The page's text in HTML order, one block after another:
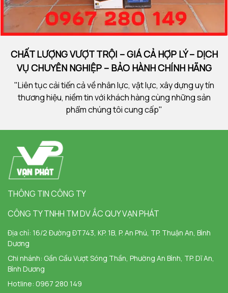
CHẤT LƯỢNG VƯỢT TRỘI – GIÁ CẢ HỢP LÝ – DỊCH
VỤ CHUYÊN NGHIỆP – BẢO HÀNH CHÍNH HÃNG
"Liên tục cải tiến cả về nhân lực, vật lực, xây dựng uy tín
thương hiệu, niềm tin với khách hàng cùng những sản
phẩm chúng tôi cung cấp"
THÔNG TIN CÔNG TY
CÔNG TY TNHH TM DV ẮC QUY VẠN PHÁT
Địa chỉ: 16/2 Đường ĐT743, KP. 1B, P. An Phú, TP. Thuận An, Bình
Dương
Chi nhánh: Gần Cầu Vượt Sóng Thần, Phường An Bình, TP. Dĩ An,
Bình Dương
Hotline: 0967 280 149